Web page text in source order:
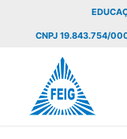
CNPJ 19.843.754/